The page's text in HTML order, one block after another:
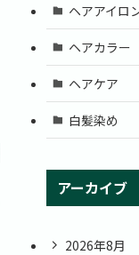
ヘアアイロ
ヘアカラー
ヘアケア
白髪染め
アーカイブ
2026年8月